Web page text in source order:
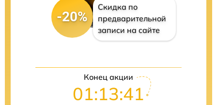
-20%
Скидка по
предварительной
записи на сайте
Конец акции
01:13:40